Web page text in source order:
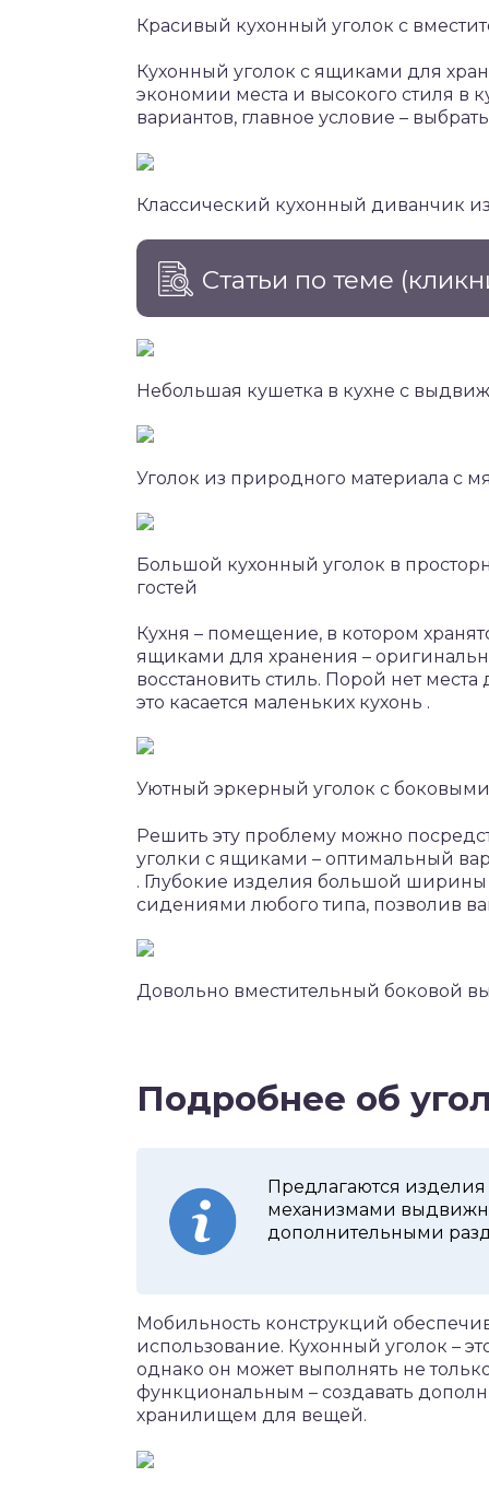
Красивый кухонный уголок с
Кухонный уголок с ящиками для
экономии места и высокого стиля в
вариантов, главное условие –
Классический кухонный диванчик
Статьи по теме
Небольшая кушетка в кухне с
Уголок из природного материала с
Большой кухонный уголок в
гостей
Кухня – помещение, в котором
ящиками для хранения –
восстановить стиль. Порой нет
это касается маленьких кухонь .
Уютный эркерный уголок с
Решить эту проблему можно
уголки с ящиками – оптимальный
. Глубокие изделия большой
сидениями любого типа, позволив
Довольно вместительный боковой
Подробнее об
Предлагаются
механизмами
дополнительными
Мобильность конструкций
использование. Кухонный уголок –
однако он может выполнять не
функциональным – создавать
хранилищем для вещей.